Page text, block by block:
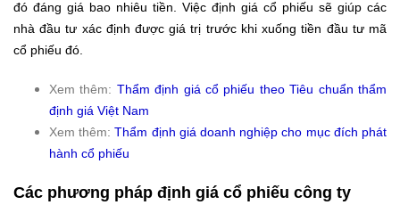
đó đáng giá bao nhiêu tiền. Việc định giá cổ phiếu sẽ giúp các
nhà đầu tư xác định được giá trị trước khi xuống tiền đầu tư mã
cổ phiếu đó.
Xem thêm: Thẩm định giá cổ phiếu theo Tiêu chuẩn thẩm
định giá Việt Nam
Xem thêm:Thẩm định giá doanh nghiệp cho mục đích phát
hành cổ phiếu
Các phương pháp định giá cổ phiếu công ty